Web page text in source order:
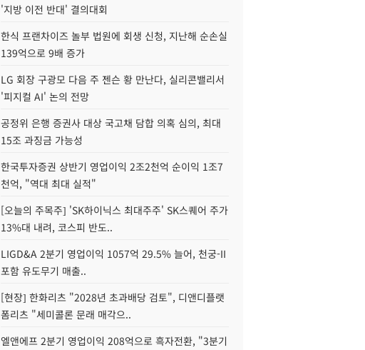
'지방 이전 반대' 결의대회
한식 프랜차이즈 놀부 법원에 회생 신청, 지난해 순손실
139억으로 9배 증가
LG 회장 구광모 다음 주 젠슨 황 만난다, 실리콘밸리서
'피지컬 AI' 논의 전망
공정위 은행 증권사 대상 국고채 담합 의혹 심의, 최대
15조 과징금 가능성
한국투자증권 상반기 영업이익 2조2천억 순이익 1조7
천억, "역대 최대 실적"
[오늘의 주목주] 'SK하이닉스 최대주주' SK스퀘어 주가
13%대 내려, 코스피 반도..
LIGD&A 2분기 영업이익 1057억 29.5% 늘어, 천궁-II
포함 유도무기 매출..
[현장] 한화리츠 "2028년 초과배당 검토", 디앤디플랫
폼리츠 "세미콜론 문래 매각으..
엘앤에프 2분기 영업이익 208억으로 흑자전환, "3분기